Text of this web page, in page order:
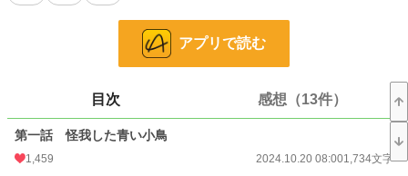
初回公開日時 2024.10.20 08:00
初回完結日時
アプリで読む
目次 感想（13件）
第一話 怪我した青い小鳥
1,459 2024.10.20 08:001,734文字